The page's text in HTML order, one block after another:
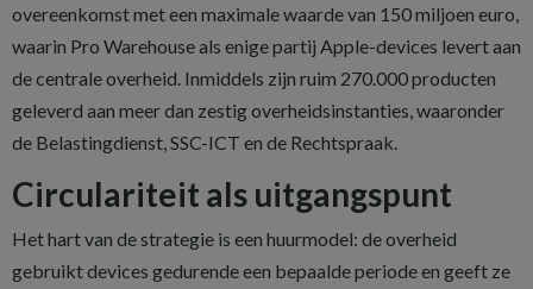
overeenkomst met een maximale waarde van 150 miljoen euro,
waarin Pro Warehouse als enige partij Apple-devices levert aan
de centrale overheid. Inmiddels zijn ruim 270.000 producten
geleverd aan meer dan zestig overheidsinstanties, waaronder
de Belastingdienst, SSC-ICT en de Rechtspraak.
Circulariteit als uitgangspunt
Het hart van de strategie is een huurmodel: de overheid
gebruikt devices gedurende een bepaalde periode en geeft ze